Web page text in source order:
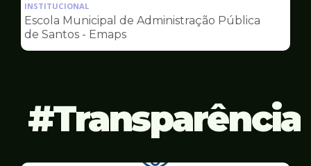
pagina
Gestão
INSTITUCIONAL
Escola Municipal de Administração Pública
de Santos - Emaps
Transparência